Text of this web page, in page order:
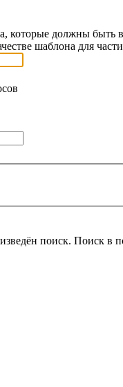
которые должны быть в
шаблона для
поиск. Поиск в